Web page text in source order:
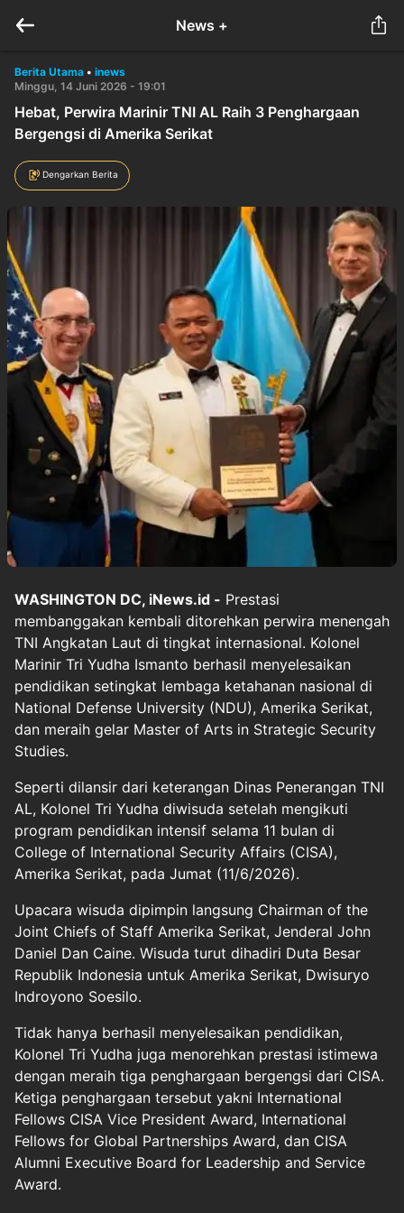
News +
Berita Utama • inews
Minggu, 14 Juni 2026 - 19:01
Hebat, Perwira Marinir TNI AL Raih 3 Penghargaan
Bergengsi di Amerika Serikat
Dengarkan Berita
WASHINGTON DC, iNews.id - Prestasi
membanggakan kembali ditorehkan perwira menengah
TNI Angkatan Laut di tingkat internasional. Kolonel
Marinir Tri Yudha Ismanto berhasil menyelesaikan
pendidikan setingkat lembaga ketahanan nasional di
National Defense University (NDU), Amerika Serikat,
dan meraih gelar Master of Arts in Strategic Security
Studies.
Seperti dilansir dari keterangan Dinas Penerangan TNI
AL, Kolonel Tri Yudha diwisuda setelah mengikuti
program pendidikan intensif selama 11 bulan di
College of International Security Affairs (CISA),
Amerika Serikat, pada Jumat (11/6/2026).
Upacara wisuda dipimpin langsung Chairman of the
Joint Chiefs of Staff Amerika Serikat, Jenderal John
Daniel Dan Caine. Wisuda turut dihadiri Duta Besar
Republik Indonesia untuk Amerika Serikat, Dwisuryo
Indroyono Soesilo.
Tidak hanya berhasil menyelesaikan pendidikan,
Kolonel Tri Yudha juga menorehkan prestasi istimewa
dengan meraih tiga penghargaan bergengsi dari CISA.
Ketiga penghargaan tersebut yakni International
Fellows CISA Vice President Award, International
Fellows for Global Partnerships Award, dan CISA
Alumni Executive Board for Leadership and Service
Award.